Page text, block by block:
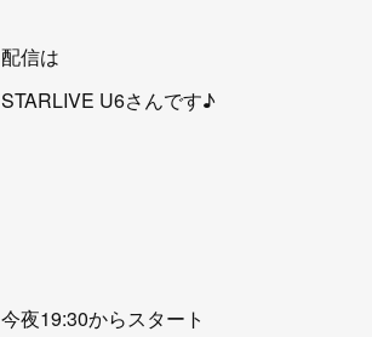
配信は
STARLIVE U6さんです♪
今夜19:30からスタート